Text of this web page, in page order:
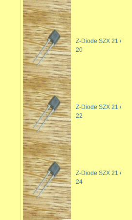
Z-Diode SZX 21 /
20
Z-Diode SZX 21 /
22
Z-Diode SZX 21 /
24